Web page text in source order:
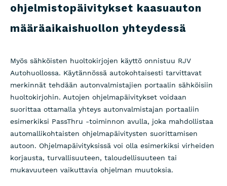
ohjelmistopäivitykset kaasuauton
määräaikaishuollon yhteydessä
Myös sähköisten huoltokirjojen käyttö onnistuu RJV
Autohuollossa. Käytännössä autokohtaisesti tarvittavat
merkinnät tehdään autonvalmistajien portaalin sähköisiin
huoltokirjohin. Autojen ohjelmapäivitykset voidaan
suorittaa ottamalla yhteys autonvalmistajan portaaliin
esimerkiksi PassThru -toiminnon avulla, joka mahdollistaa
automallikohtaisten ohjelmapäivitysten suorittamisen
autoon. Ohjelmapäivityksissä voi olla esimerkiksi virheiden
korjausta, turvallisuuteen, taloudellisuuteen tai
mukavuuteen vaikuttavia ohjelman muutoksia.